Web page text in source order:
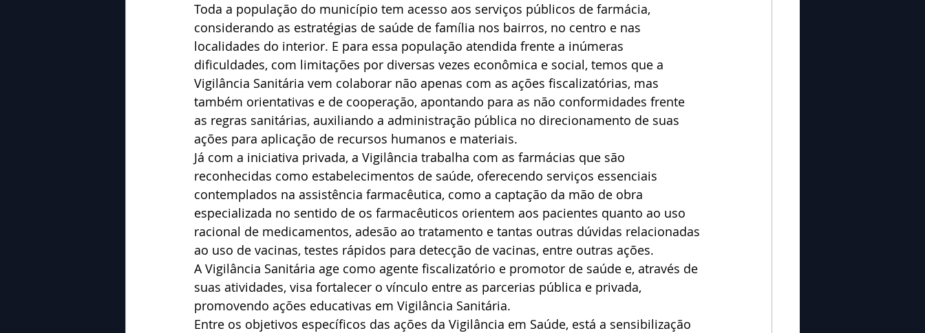
Toda a população do município tem acesso aos serviços públicos de farmácia,
considerando as estratégias de saúde de família nos bairros, no centro e nas
localidades do interior. E para essa população atendida frente a inúmeras
dificuldades, com limitações por diversas vezes econômica e social, temos que a
Vigilância Sanitária vem colaborar não apenas com as ações fiscalizatórias, mas
também orientativas e de cooperação, apontando para as não conformidades frente
as regras sanitárias, auxiliando a administração pública no direcionamento de suas
ações para aplicação de recursos humanos e materiais.
Já com a iniciativa privada, a Vigilância trabalha com as farmácias que são
reconhecidas como estabelecimentos de saúde, oferecendo serviços essenciais
contemplados na assistência farmacêutica, como a captação da mão de obra
especializada no sentido de os farmacêuticos orientem aos pacientes quanto ao uso
racional de medicamentos, adesão ao tratamento e tantas outras dúvidas relacionadas
ao uso de vacinas, testes rápidos para detecção de vacinas, entre outras ações.
A Vigilância Sanitária age como agente fiscalizatório e promotor de saúde e, através de
suas atividades, visa fortalecer o vínculo entre as parcerias pública e privada,
promovendo ações educativas em Vigilância Sanitária.
Entre os objetivos específicos das ações da Vigilância em Saúde, está a sensibilização